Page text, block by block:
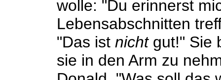
wolle: "Du erinnerst
Lebensabschnitten
"Das ist nichtgut!" Sie
sie in den Arm zu